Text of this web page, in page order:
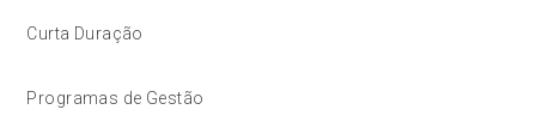
Curta Duração
Programas de Gestão